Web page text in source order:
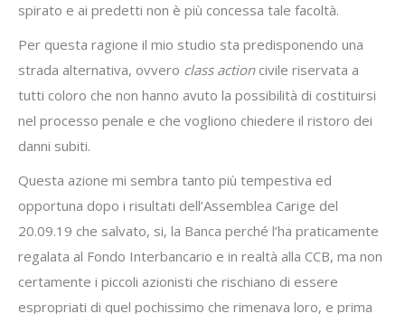
spirato e ai predetti non è più concessa tale facoltà.
Per questa ragione il mio studio sta predisponendo una
strada alternativa, ovvero class actioncivile riservata a
tutti coloro che non hanno avuto la possibilità di costituirsi
nel processo penale e che vogliono chiedere il ristoro dei
danni subiti.
Questa azione mi sembra tanto più tempestiva ed
opportuna dopo i risultati dell’Assemblea Carige del
20.09.19 che salvato, si, la Banca perché l’ha praticamente
regalata al Fondo Interbancario e in realtà alla CCB, ma non
certamente i piccoli azionisti che rischiano di essere
espropriati di quel pochissimo che rimenava loro, e prima